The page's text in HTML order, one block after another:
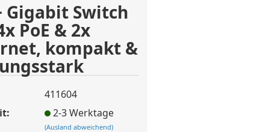
vergessen?
Gigabit Switch
PoE & 2x
kompakt &
411604
2-3 Werktage
(Ausland abweichend)